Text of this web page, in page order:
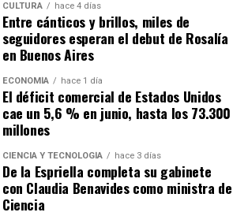
CULTURA hace 4 días
Entre cánticos y brillos, miles de
seguidores esperan el debut de Rosalía
en Buenos Aires
ECONOMÍA hace 1 día
El déficit comercial de Estados Unidos
cae un 5,6 % en junio, hasta los 73.300
millones
CIENCIA Y TECNOLOGÍA hace 3 días
De la Espriella completa su gabinete
con Claudia Benavides como ministra de
Ciencia